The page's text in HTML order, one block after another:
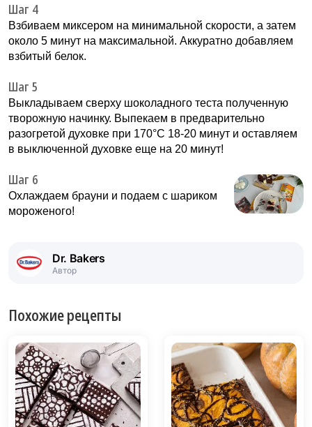
Шаг 4
Взбиваем миксером на минимальной скорости, а затем
около 5 минут на максимальной. Аккуратно добавляем
взбитый белок.
Шаг 5
Выкладываем сверху шоколадного теста полученную
творожную начинку. Выпекаем в предварительно
разогретой духовке при 170°С 18-20 минут и оставляем
в выключенной духовке еще на 20 минут!
Шаг 6
Охлаждаем брауни и подаем с шариком
мороженого!
Dr. Bakers
Автор
Похожие рецепты